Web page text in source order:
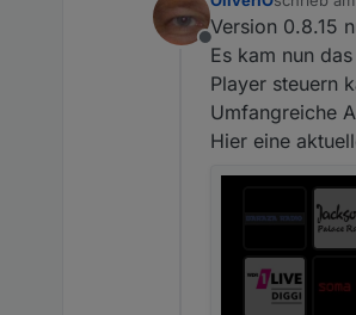
Offline
zuletzt
Version 0.8.15
Es kam nun
Player steuern
Umfangreiche
Hier eine